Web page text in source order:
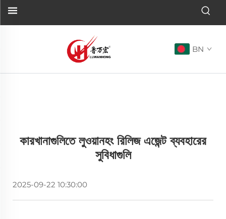
BN
কারখানাগুলিতে লুওয়ানহং রিলিজ এজেন্ট ব্যবহারের
সুবিধাগুলি
2025-09-22 10:30:00